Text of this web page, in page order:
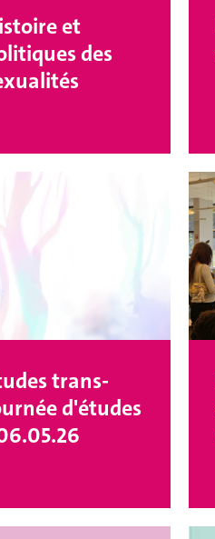
et
des
trans-
d'études